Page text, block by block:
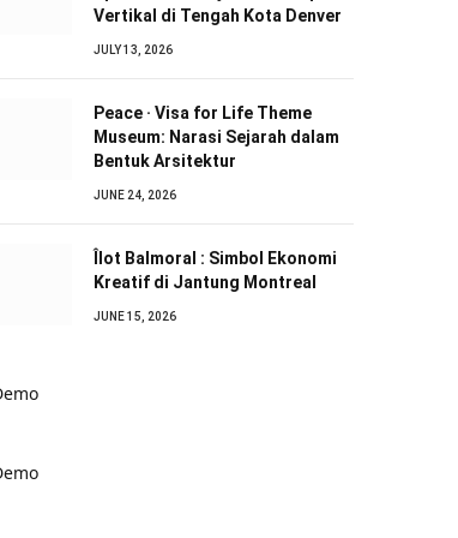
Vertikal di Tengah Kota Denver
JULY 13, 2026
Peace · Visa for Life Theme
Museum: Narasi Sejarah dalam
Bentuk Arsitektur
JUNE 24, 2026
Îlot Balmoral : Simbol Ekonomi
Kreatif di Jantung Montreal
JUNE 15, 2026